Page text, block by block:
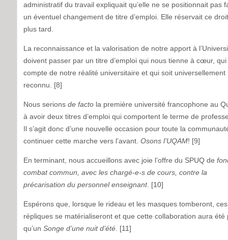
administratif du travail expliquait qu’elle ne se positionnait pas
un éventuel changement de titre d’emploi. Elle réservait ce
plus tard.
La reconnaissance et la valorisation de notre apport à
doivent passer par un titre d’emploi qui nous tienne à cœur,
compte de notre réalité universitaire et qui soit universellement
reconnu. [8]
Nous serions de facto la première université francophone au
à avoir deux titres d’emploi qui comportent le terme de
Il s’agit donc d’une nouvelle occasion pour toute la
continuer cette marche vers l’avant. Osons l’UQAM! [9]
En terminant, nous accueillons avec joie l’offre du SPUQ de
combat commun, avec les chargé-e-s de cours, contre la
précarisation du personnel enseignant. [10]
Espérons que, lorsque le rideau et les masques tomberont,
répliques se matérialiseront et que cette collaboration aura été
qu’un Songe d’une nuit d’été . [11]